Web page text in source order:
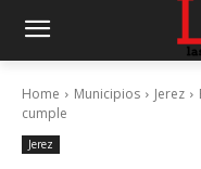
Home Municipios Jerez
cumple
Jerez